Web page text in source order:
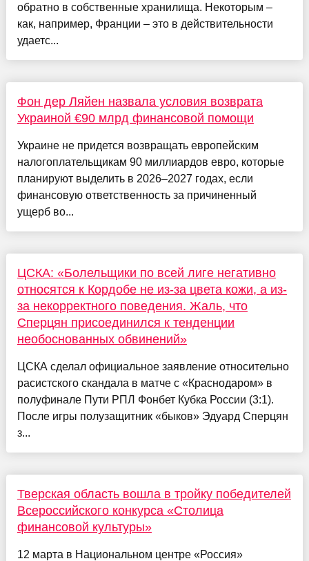
обратно в собственные хранилища. Некоторым –
как, например, Франции – это в действительности
удаетс...
Фон дер Ляйен назвала условия возврата
Украиной €90 млрд финансовой помощи
Украине не придется возвращать европейским
налогоплательщикам 90 миллиардов евро, которые
планируют выделить в 2026–2027 годах, если
финансовую ответственность за причиненный
ущерб во...
ЦСКА: «Болельщики по всей лиге негативно
относятся к Кордобе не из-за цвета кожи, а из-
за некорректного поведения. Жаль, что
Сперцян присоединился к тенденции
необоснованных обвинений»
ЦСКА сделал официальное заявление относительно
расистского скандала в матче с «Краснодаром» в
полуфинале Пути РПЛ Фонбет Кубка России (3:1).
После игры полузащитник «быков» Эдуард Сперцян
з...
Тверская область вошла в тройку победителей
Всероссийского конкурса «Столица
финансовой культуры»
12 марта в Национальном центре «Россия»